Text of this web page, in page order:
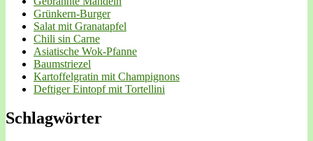
Grünkern-Burger
Salat mit Granatapfel
Chili sin Carne
Asiatische Wok-Pfanne
Baumstriezel
Kartoffelgratin mit Champignons
Deftiger Eintopf mit Tortellini
Schlagwörter